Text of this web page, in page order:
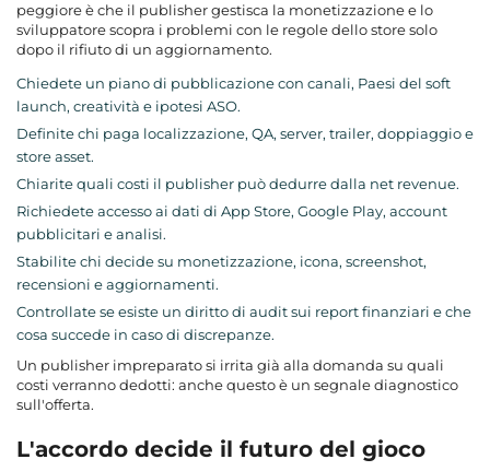
peggiore è che il publisher gestisca la monetizzazione e lo
sviluppatore scopra i problemi con le regole dello store solo
dopo il rifiuto di un aggiornamento.
Chiedete un piano di pubblicazione con canali, Paesi del soft
launch, creatività e ipotesi ASO.
Definite chi paga localizzazione, QA, server, trailer, doppiaggio e
store asset.
Chiarite quali costi il publisher può dedurre dalla net revenue.
Richiedete accesso ai dati di App Store, Google Play, account
pubblicitari e analisi.
Stabilite chi decide su monetizzazione, icona, screenshot,
recensioni e aggiornamenti.
Controllate se esiste un diritto di audit sui report finanziari e che
cosa succede in caso di discrepanze.
Un publisher impreparato si irrita già alla domanda su quali
costi verranno dedotti: anche questo è un segnale diagnostico
sull'offerta.
L'accordo decide il futuro del gioco